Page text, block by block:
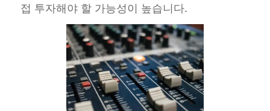
접 투자해야 할 가능성이 높습니다.